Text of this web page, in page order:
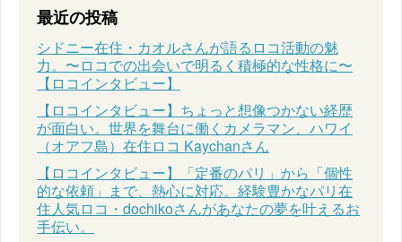
最近の投稿
シドニー在住・カオルさんが語るロコ活動の魅
力。〜ロコでの出会いで明るく積極的な性格に〜
【ロコインタビュー】
【ロコインタビュー】ちょっと想像つかない経歴
が面白い。世界を舞台に働くカメラマン、ハワイ
（オアフ島）在住ロコ Kaychanさん
【ロコインタビュー】「定番のパリ」から「個性
的な依頼」まで、熱心に対応。経験豊かなパリ在
住人気ロコ・dochikoさんがあなたの夢を叶えるお
手伝い。